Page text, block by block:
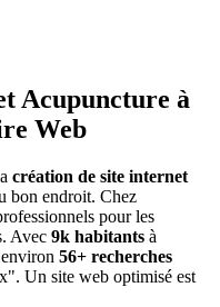
Acupuncture à
Web
création de site internet
bon endroit. Chez
pour les
Avec 9k habitants à
56+ recherches
". Un site web optimisé est